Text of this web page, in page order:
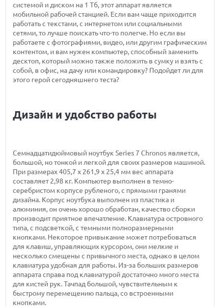
системой и диском на 1 Тб, этот аппарат является
мобильной рабочей станцией. Если вам чаще приходится
работать с текстами, с интернетом или социальными
сетями, то лучше поискать что-то полегче. Но если вы
работаете с фотографиями, видео, или другим графическим
контентом, и вам нужен компьютер, способный заменить
десктоп, который можно также положить в сумку и взять с
собой, в офис, на дачу или командировку? Подойдет ли для
этого герой сегодняшнего теста?
Дизайн и удобство работы
Семнадцатидюймовый ноутбук Series 7 Chronos является,
большой, но тонкой и легкой для своих размеров машиной.
При размерах 405,7 x 261,9 x 25,4 мм вес аппарата
составляет 2,98 кг. Компьютер выполнен в темно-
серебристом корпусе рубленого, с прямыми гранями
дизайна. Корпус ноутбука выполнен из пластика и
алюминия, он очень хорошо обработан, качество сборки
производит приятное впечатление. Клавиатура островного
типа, с подсветкой, с темными полноразмерными
кнопками. Некоторое привыкание может потребоваться
для клавиш, управляющих курсором, они мелкие и
несколько смещены с привычного места, однако в целом
клавиатура удобная для работы. Из-за больших размеров
аппарата справа под клавиатурой достаточно много места
для кистей рук. Тачпад большой, чувствительным к
быстрому перемещению пальца, со встроенными
кнопками.